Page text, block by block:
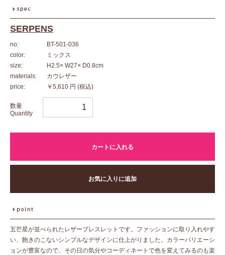
SERPENS
no:
BT-501-036
color:
ミックス
size:
H2.5× W27× D0.8cm
materials:
カウレザー
price:
￥5,610 円 (税込)
数量
Quantity
カートに入れる
お気に入りに追加
五芒星が並べられたレザーブレスレットです。ファッションに取り入れやす
い、飽きのこないシンプルなデザインに仕上がりました。カラーバリエーシ
ョンが豊富なので、その日の気分やコーディネートで色を変えてみるのも楽